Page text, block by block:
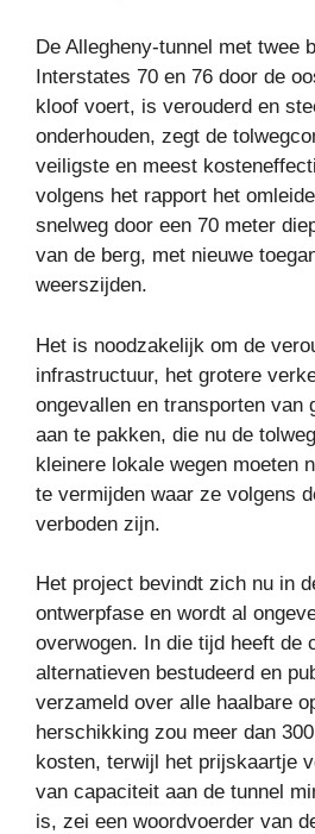
De Allegheny-tunnel met twee
Interstates 70 en 76 door de
kloof voert, is verouderd en
onderhouden, zegt de
veiligste en meest
volgens het rapport het
snelweg door een 70 meter
van de berg, met nieuwe
weerszijden.
Het is noodzakelijk om de
infrastructuur, het grotere
ongevallen en transporten van
aan te pakken, die nu de
kleinere lokale wegen moeten
te vermijden waar ze volgens
verboden zijn.
Het project bevindt zich nu in
ontwerpfase en wordt al
overwogen. In die tijd heeft de
alternatieven bestudeerd en
verzameld over alle haalbare
herschikking zou meer dan
kosten, terwijl het prijskaartje
van capaciteit aan de tunnel
is, zei een woordvoerder van